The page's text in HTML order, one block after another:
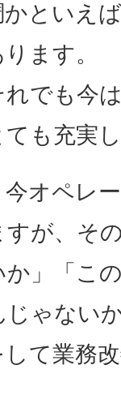
かといえ
ます。
れでも今
も充実
オペレ
すが、そ
か」「こ
じゃない
して業務